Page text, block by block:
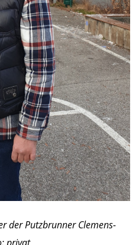
der Putzbrunner Clemens-